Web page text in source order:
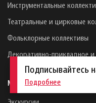
Инструментальные
Театральные и цирковые
Фольклорные коллективы
Декоративно-прикладное и
МВЦ им. Л. Чайкиной
Подписывайтесь
Подробнее